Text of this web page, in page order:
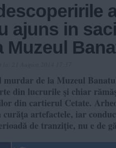
ajuns in
Muzeul
murdar de la Muzeul
din lucrurile şi chiar
din cartierul Cetate.
artefactele, iar
de tranziţie, nu e de